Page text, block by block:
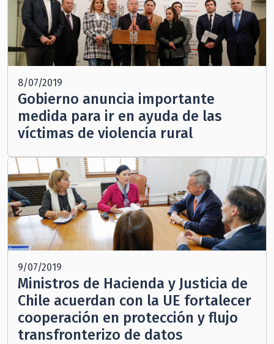
8/07/2019
Gobierno anuncia importante
medida para ir en ayuda de las
víctimas de violencia rural
9/07/2019
Ministros de Hacienda y Justicia de
Chile acuerdan con la UE fortalecer
cooperación en protección y flujo
transfronterizo de datos